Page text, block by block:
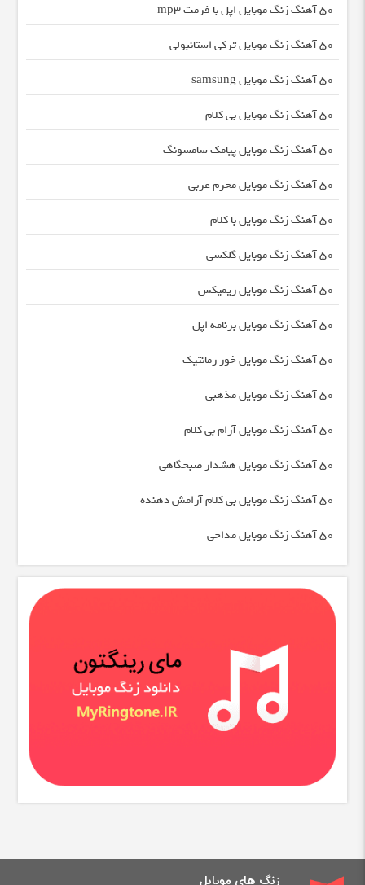
50 آهنگ زنگ موبایل اپل با فرمت mp3
50 آهنگ زنگ موبایل ترکی استانبولی
50 آهنگ زنگ موبایل samsung
50 آهنگ زنگ موبایل بی کلام
50 آهنگ زنگ موبایل پیامک سامسونگ
50 آهنگ زنگ موبایل محرم عربی
50 آهنگ زنگ موبایل با کلام
50 آهنگ زنگ موبایل گلکسی
50 آهنگ زنگ موبایل ریمیکس
50 آهنگ زنگ موبایل برنامه اپل
50 آهنگ زنگ موبایل خور رمانتیک
50 آهنگ زنگ موبایل مذهبی
50 آهنگ زنگ موبایل آرام بی کلام
50 آهنگ زنگ موبایل هشدار صبحگاهی
50 آهنگ زنگ موبایل بی کلام آرامش دهنده
50 آهنگ زنگ موبایل مداحی